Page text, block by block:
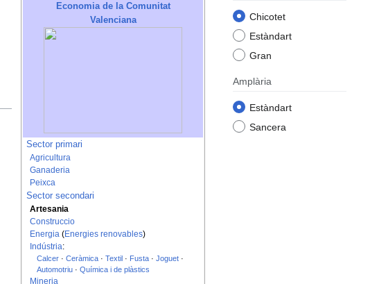
Chicotet
Estàndart
Gran
Amplària
Estàndart
Sancera
Economia de la Comunitat
Valenciana
Sector primari
Agricultura
Ganaderia
Peixca
Sector secondari
Artesania
Construccio
Energia (Energies renovables)
Indústria:
Calcer · Ceràmica · Textil · Fusta · Joguet ·
Automotriu · Química i de plàstics
Mineria